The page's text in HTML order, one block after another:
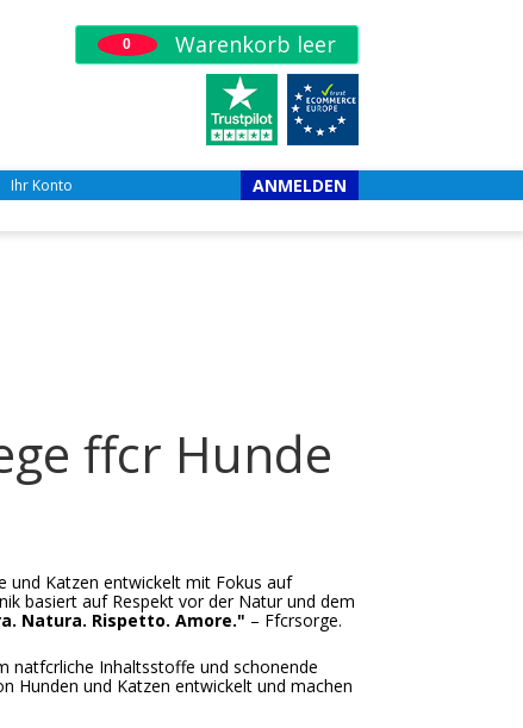
0 Warenkorb leer
Ihr Konto ANMELDEN
ffcr Hunde
und Katzen entwickelt mit Fokus auf
basiert auf Respekt vor der Natur und dem
Natura. Rispetto. Amore." – Ffcrsorge.
natfcrliche Inhaltsstoffe und schonende
Hunden und Katzen entwickelt und machen